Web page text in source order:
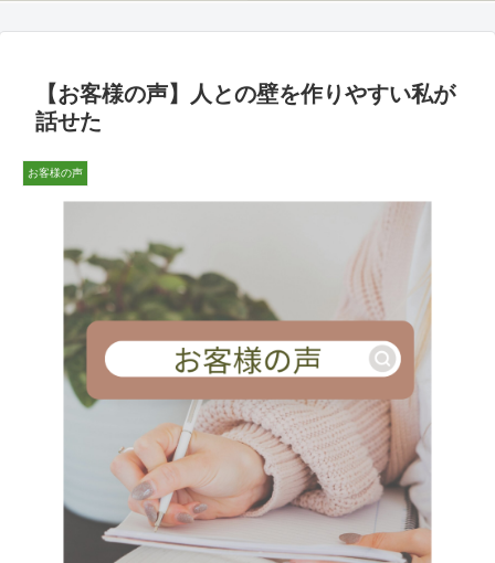
【お客様の声】人との壁を作りやすい私が
話せた
お客様の声